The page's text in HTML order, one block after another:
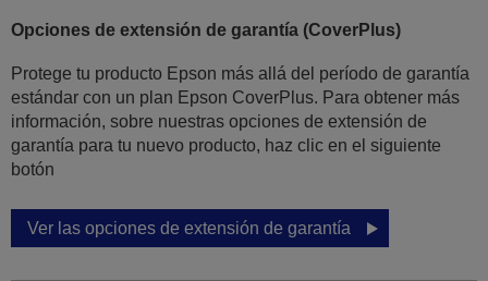
Opciones de extensión de garantía (CoverPlus)
Protege tu producto Epson más allá del período de garantía
estándar con un plan Epson CoverPlus. Para obtener más
información, sobre nuestras opciones de extensión de
garantía para tu nuevo producto, haz clic en el siguiente
botón
Ver las opciones de extensión de garantía